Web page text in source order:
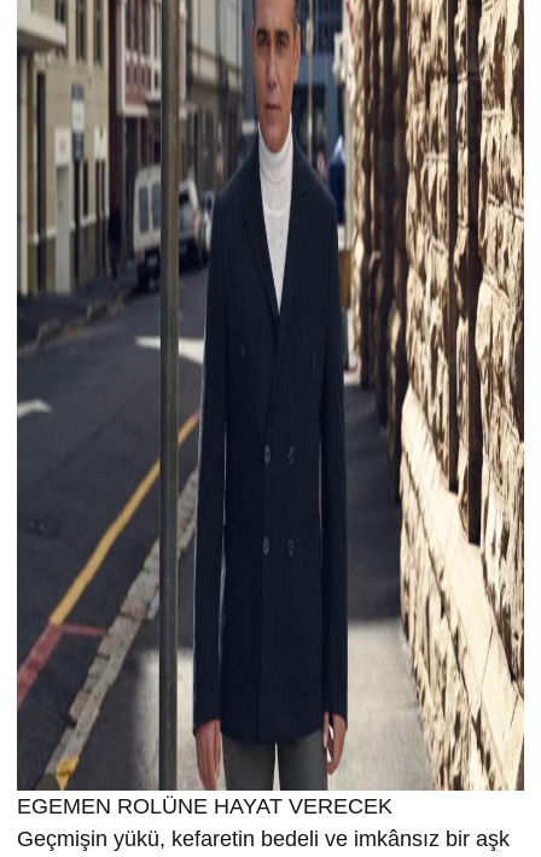
EGEMEN ROLÜNE HAYAT VERECEK
Geçmişin yükü, kefaretin bedeli ve imkânsız bir aşk